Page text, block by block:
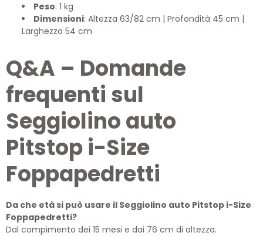
Peso: 1 kg
Dimensioni: Altezza 63/82 cm | Profondità 45 cm |
Larghezza 54 cm
Q&A – Domande
frequenti sul
Seggiolino auto
Pitstop i-Size
Foppapedretti
Da che età si può usare il Seggiolino auto Pitstop i-Size
Foppapedretti?
Dal compimento dei 15 mesi e dai 76 cm di altezza.